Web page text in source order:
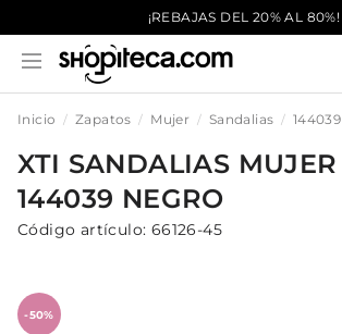
¡REBAJAS DEL 20% AL 80%!
Inicio Zapatos Mujer Sandalias 144039
XTI SANDALIAS MUJER
144039 NEGRO
Código artículo: 66126-45
-50%